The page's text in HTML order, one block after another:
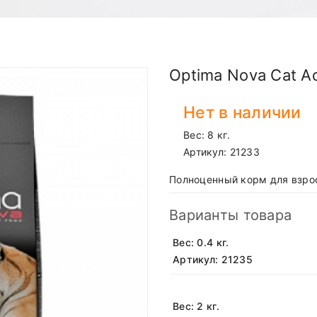
Optima Nova Cat
Нет в наличии
Вес: 8 кг.
Артикул: 21233
Полноценный корм для
Варианты товара
Вес: 0.4 кг.
Артикул: 21235
Вес: 2 кг.